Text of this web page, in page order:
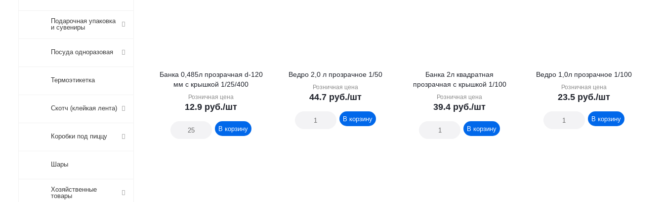
Банка 0,485л прозрачная d-120
мм с крышкой 1/25/400
Розничная цена
12.9 руб./шт
В корзину
Ведро 2,0 л прозрачное 1/50
Розничная цена
44.7руб./шт
В корзину
Банка 2л квадратная
прозрачная с крышкой 1/100
Розничная цена
39.4 руб./шт
В корзину
Ведро 1,0л прозрачное 1/100
Розничная цена
23.5руб./шт
В корзину
Подарочная упаковка
и сувениры
Посуда одноразовая
Термоэтикетка
Скотч (клейкая лента)
Коробки под пиццу
Шары
Хозяйственные
товары